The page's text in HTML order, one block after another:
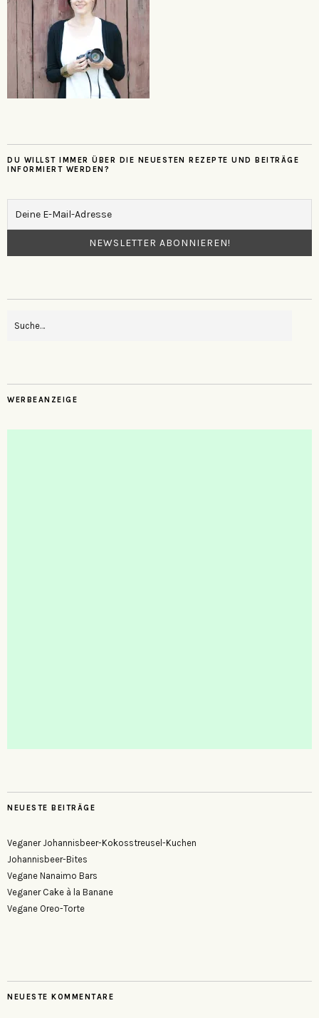
DU WILLST IMMER ÜBER DIE NEUESTEN REZEPTE UND BEITRÄGE
INFORMIERT WERDEN?
WERBEANZEIGE
NEUESTE BEITRÄGE
Veganer Johannisbeer-Kokosstreusel-Kuchen
Johannisbeer-Bites
Vegane Nanaimo Bars
Veganer Cake à la Banane
Vegane Oreo-Torte
NEUESTE KOMMENTARE